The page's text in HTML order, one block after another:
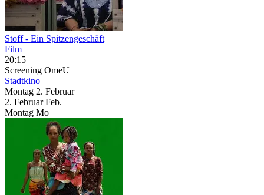
Stoff - Ein Spitzengeschäft
Film
20:15
Screening OmeU
Stadtkino
Montag 2. Februar
2. Februar Feb.
Montag Mo